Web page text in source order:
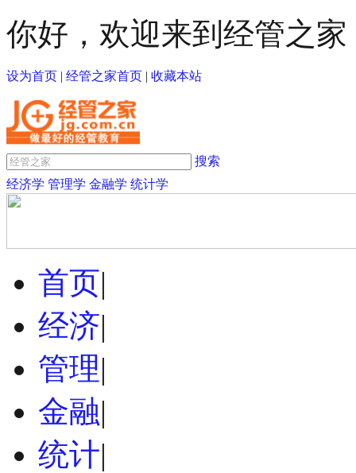
你好，欢迎来到经管之家
设为首页 | 经管之家首页 | 收藏本站
搜索
经济学 管理学 金融学 统计学
首页|
经济|
管理|
金融|
统计|